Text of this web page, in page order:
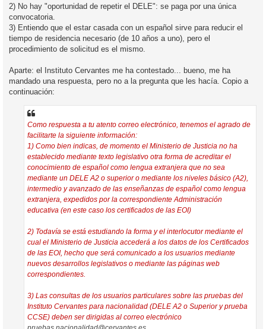
2) No hay "oportunidad de repetir el DELE": se paga por una única
convocatoria.
3) Entiendo que el estar casada con un español sirve para reducir el
tiempo de residencia necesario (de 10 años a uno), pero el
procedimiento de solicitud es el mismo.
Aparte: el Instituto Cervantes me ha contestado... bueno, me ha
mandado una respuesta, pero no a la pregunta que les hacía. Copio a
continuación:
Como respuesta a tu atento correo electrónico, tenemos el agrado de
facilitarte la siguiente información:
1) Como bien indicas, de momento el Ministerio de Justicia no ha
establecido mediante texto legislativo otra forma de acreditar el
conocimiento de español como lengua extranjera que no sea
mediante un DELE A2 o superior o mediante los niveles básico (A2),
intermedio y avanzado de las enseñanzas de español como lengua
extranjera, expedidos por la correspondiente Administración
educativa (en este caso los certificados de las EOI)
2) Todavía se está estudiando la forma y el interlocutor mediante el
cual el Ministerio de Justicia accederá a los datos de los Certificados
de las EOI, hecho que será comunicado a los usuarios mediante
nuevos desarrollos legislativos o mediante las páginas web
correspondientes.
3) Las consultas de los usuarios particulares sobre las pruebas del
Instituto Cervantes para nacionalidad (DELE A2 o Superior y prueba
CCSE) deben ser dirigidas al correo electrónico